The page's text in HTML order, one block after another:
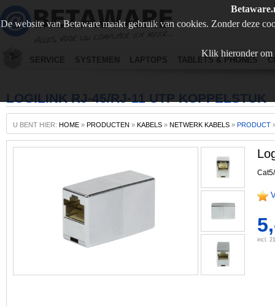
De website van Betaware maakt gebruik van cookies. Zonder deze
Klik hieronder om
SERVICE SYSTEMEN LAPTOPS TABLETS & PHONES
LOGILINK RJ-45/RJ-11 UTP KOPPELSTUK
U BENT HIER: HOME » PRODUCTEN » KABELS » NETWERK KABELS » PRODUCT
incl.